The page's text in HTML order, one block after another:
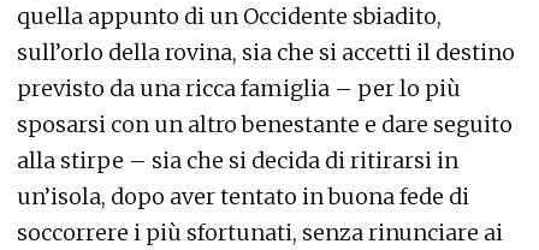
quella appunto di un Occidente sbiadito,
sull’orlo della rovina, sia che si accetti il destino
previsto da una ricca famiglia – per lo più
sposarsi con un altro benestante e dare seguito
alla stirpe – sia che si decida di ritirarsi in
un’isola, dopo aver tentato in buona fede di
soccorrere i più sfortunati, senza rinunciare ai